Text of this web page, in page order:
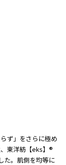
ず」をさらに極め
東洋紡【eks】®
た。肌側を均等に